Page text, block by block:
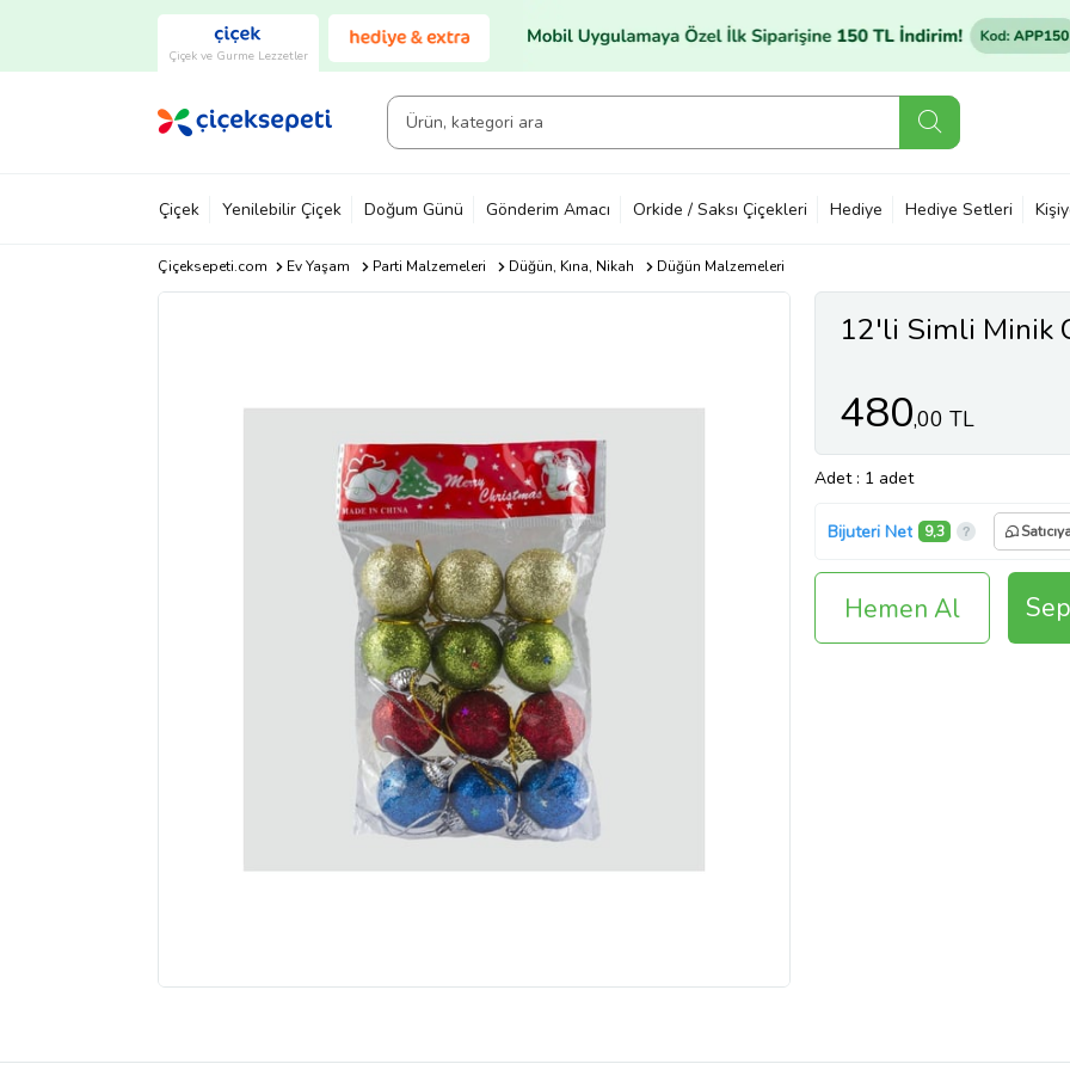
Çiçek ve Gurme Lezzetler
Çiçek Yenilebilir Çiçek Doğum Günü Gönderim Amacı Orkide / Saksı Çiçekleri Hediye Hediye Setleri
Çiçeksepeti.com Ev Yaşam Parti Malzemeleri Düğün, Kına, Nikah Düğün Malzemeleri
12'li Simli Minik
480,00 TL
Adet : 1 adet
Bijuteri Net 9,3
Hemen Al